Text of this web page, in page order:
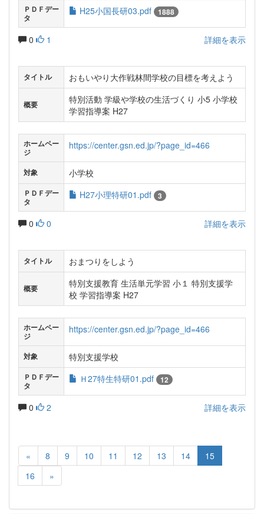
ＰＤＦデー
タ
H25小国長研03.pdf 1888
0 1 詳細を表示
タイトル おもいやり大作戦林間学校の目標を考えよう
概要
特別活動 学級や学校の生活づくり 小5 小学校
学習指導案 H27
ホームペー
ジ
https://center.gsn.ed.jp/?page_id=466
対象 小学校
ＰＤＦデー
タ
H27小理特研01.pdf 3
0 0 詳細を表示
タイトル おまつりをしよう
概要
特別支援教育 生活単元学習 小１ 特別支援学
校 学習指導案 H27
ホームペー
ジ
https://center.gsn.ed.jp/?page_id=466
対象 特別支援学校
ＰＤＦデー
タ
Ｈ27特生特研01.pdf 12
0 2 詳細を表示
« 8 9 10 11 12 13 14
15
16
»